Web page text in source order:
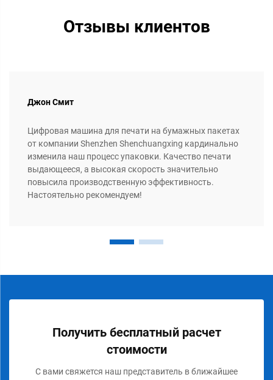
Отзывы клиентов
Джон Смит
Цифровая машина для печати на бумажных пакетах
от компании Shenzhen Shenchuangxing кардинально
изменила наш процесс упаковки. Качество печати
выдающееся, а высокая скорость значительно
повысила производственную эффективность.
Настоятельно рекомендуем!
Получить бесплатный расчет
стоимости
С вами свяжется наш представитель в ближайшее